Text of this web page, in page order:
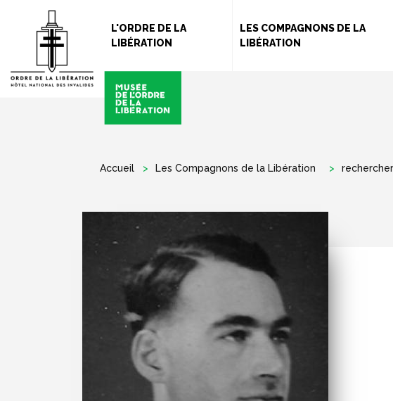
L'ORDRE DE LA
LIBÉRATION
LES COMPAGNONS DE LA
LIBÉRATION
Accueil Les Compagnons de la Libération